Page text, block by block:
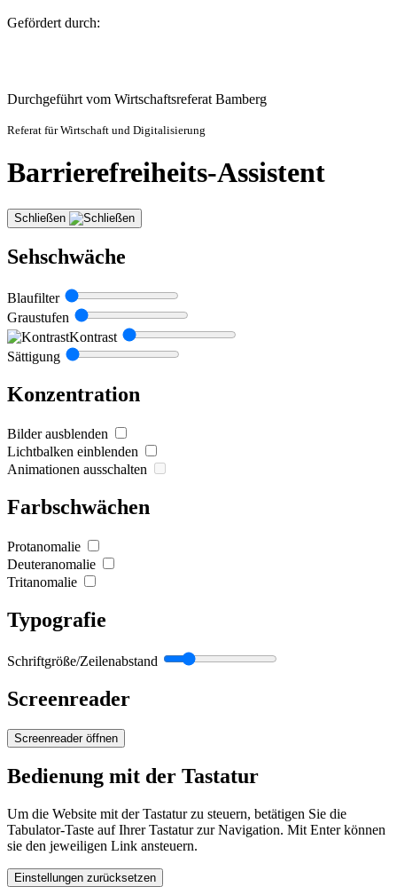
Gefördert durch:
Durchgeführt vom Wirtschaftsreferat Bamberg
Referat für Wirtschaft und Digitalisierung
Barrierefreiheits-Assistent
Schließen
Sehschwäche
Blaufilter
Graustufen
Kontrast
Sättigung
Konzentration
Bilder ausblenden
Lichtbalken einblenden
Animationen ausschalten
Farbschwächen
Protanomalie
Deuteranomalie
Tritanomalie
Typografie
Schriftgröße/Zeilenabstand
Screenreader
Screenreader öffnen
Bedienung mit der Tastatur
Um die Website mit der Tastatur zu steuern, betätigen Sie die
Tabulator-Taste auf Ihrer Tastatur zur Navigation. Mit Enter können
sie den jeweiligen Link ansteuern.
Einstellungen zurücksetzen